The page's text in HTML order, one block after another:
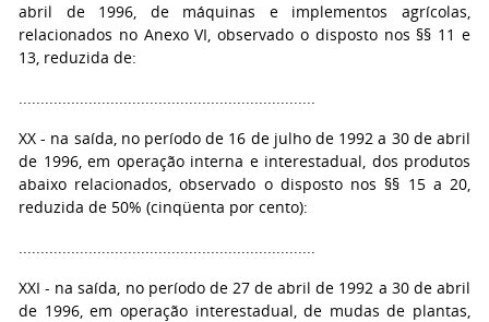
abril de 1996, de máquinas e implementos agrícolas,
relacionados no Anexo VI, observado o disposto nos §§ 11 e
13, reduzida de:
....................................................................
XX - na saída, no período de 16 de julho de 1992 a 30 de abril
de 1996, em operação interna e interestadual, dos produtos
abaixo relacionados, observado o disposto nos §§ 15 a 20,
reduzida de 50% (cinqüenta por cento):
....................................................................
XXI - na saída, no período de 27 de abril de 1992 a 30 de abril
de 1996, em operação interestadual, de mudas de plantas,